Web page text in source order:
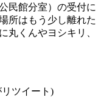
民館分室）の受付に
所はもう少し離れた
丸くんやヨシキリ、
リツイート)